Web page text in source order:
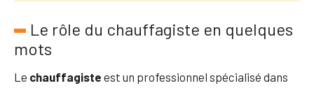
Le rôle du chauffagiste en quelques
mots
Le chauffagiste est un professionnel spécialisé dans